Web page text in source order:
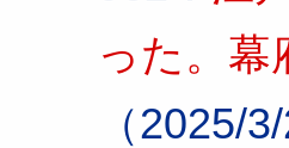
った。幕
（2025/3/